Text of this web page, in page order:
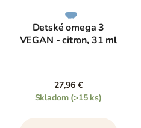
Detské omega 3
VEGAN - citron, 31 ml
27,96 €
Skladom (>15 ks)